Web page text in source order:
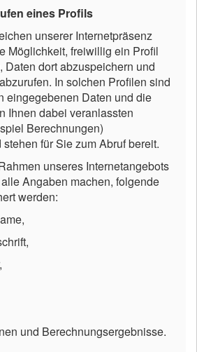
eines Profils
unserer Internetpräsenz
Möglichkeit, freiwillig ein Profil
Daten dort abzuspeichern und
In solchen Profilen sind
eingegebenen Daten und die
Ihnen dabei veranlassten
Berechnungen)
für Sie zum Abruf bereit.
unseres Internetangebots
Angaben machen, folgende
werden:
und Berechnungsergebnisse.